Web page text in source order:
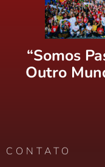
“Somos
Outro
CONTATO